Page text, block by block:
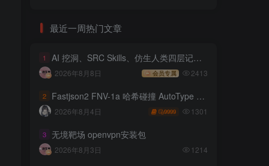
最近一周热门文章
1 AI 挖洞、SRC Skills、仿生人类四层记忆系统
2026年8月8日 会员专属 2413
2 Fastjson2 FNV-1a 哈希碰撞 AutoType 绕过远程代码执行
2026年8月4日 9999 1301
3 无境靶场 openvpn安装包
2026年8月3日 1214